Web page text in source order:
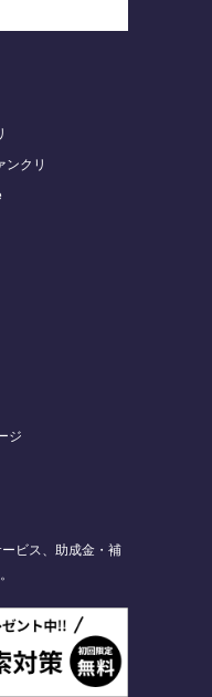
ンクリ
ジ
ビス、助成金・補